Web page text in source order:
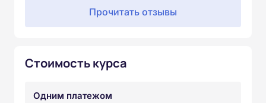
Прочитать отзывы
Стоимость курса
Одним платежом